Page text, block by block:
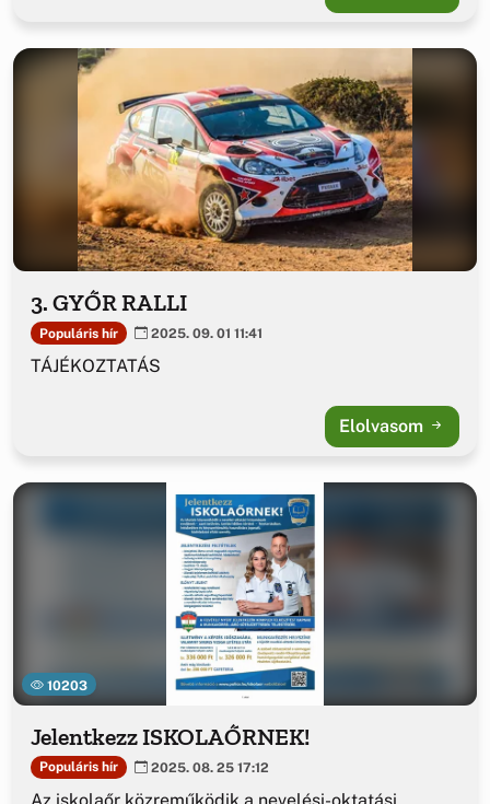
3. GYŐR RALLI
Populáris hír 2025. 09. 01 11:41
TÁJÉKOZTATÁS
Elolvasom
10203
Jelentkezz ISKOLAŐRNEK!
Populáris hír 2025. 08. 25 17:12